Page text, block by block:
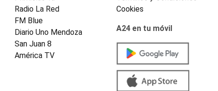
Radio La Red
FM Blue
Diario Uno Mendoza
San Juan 8
América TV
Cookies
A24 en tu móvil